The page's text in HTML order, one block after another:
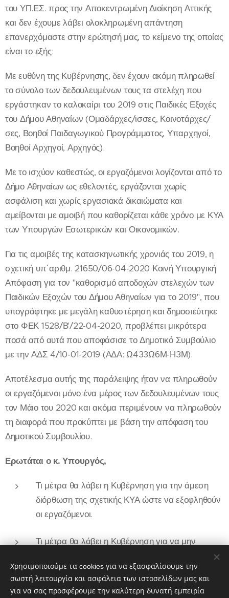
του ΥΠ.ΕΣ. προς την Αποκεντρωμένη Διοίκηση Αττικής
και δεν έχουμε λάβει ολοκληρωμένη απάντηση
επανερχόμαστε στην ερώτησή μας, το κείμενο της οποίας
είναι το εξής:
Με ευθύνη της Κυβέρνησης, δεν έχουν ακόμη πληρωθεί
το σύνολο των δεδουλευμένων τους τα στελέχη που
εργάστηκαν το καλοκαίρι του 2019 στις Παιδικές Εξοχές
του Δήμου Αθηναίων (Ομαδάρχες/ισσες, Κοινοτάρχες/
σες, Βοηθοί Παιδαγωγικού Προγράμματος, Υπαρχηγοί,
Βοηθοί Αρχηγοί, Αρχηγός).
Με το ισχύον καθεστώς, οι εργαζόμενοι λογίζονται από το
Δήμο Αθηναίων ως εθελοντές, εργάζονται χωρίς
ασφάλιση και χωρίς εργασιακά δικαιώματα και
αμείβονται με αμοιβή που καθορίζεται κάθε χρόνο με ΚΥΑ
των Υπουργών Εσωτερικών και Οικονομικών.
Για τις αμοιβές της κατασκηνωτικής χρονιάς του 2019, η
σχετική υπ΄αριθμ. 21650/06-04-2020 Κοινή Υπουργική
Απόφαση για τον "καθορισμό αποδοχών στελεχών των
Παιδικών Εξοχών του Δήμου Αθηναίων για το 2019", που
υπογράφτηκε με μεγάλη καθυστέρηση και δημοσιεύτηκε
στο ΦΕΚ 1528/Β'/22-04-2020, προβλέπει μικρότερα
ποσά από αυτά που αποφάσισε το Δημοτικό Συμβούλιο
με την ΑΔΣ 4/10-01-2019 (ΑΔΑ: Ω433Ω6Μ-Η3Μ).
Αποτέλεσμα αυτής της παράλειψης ήταν να πληρωθούν
οι εργαζόμενοι μόνο ένα μέρος των δεδουλευμένων τους
τον Μάιο του 2020 και ακόμα περιμένουν να πληρωθούν
τη διαφορά που προκύπτει με βάση την απόφαση του
Δημοτικού Συμβουλίου.
Ερωτάται ο κ. Υπουργός,
Τι μέτρα θα λάβει η Κυβέρνηση για την άμεση
διόρθωση της σχετικής ΚΥΑ ώστε να εξοφληθούν
οι εργαζόμενοι.
Τι μέτρα θα λάβει η Κυβέρνηση για να μην
χρονιές».
Χρησιμοποιούμε τα cookies για να εξασφαλίσουμε την
σωστή λειτουργία και ασφάλεια των ιστοσελίδων μας και
για να σας προσφέρουμε την καλύτερη δυνατή εμπειρία